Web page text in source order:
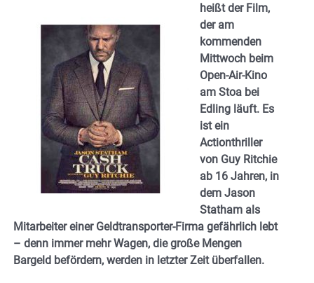
heißt der Film,
der am
kommenden
Mittwoch beim
Open-Air-Kino
am Stoa bei
Edling läuft. Es
ist ein
Actionthriller
von Guy Ritchie
ab 16 Jahren, in
dem Jason
Statham als
Mitarbeiter einer Geldtransporter-Firma gefährlich lebt
– denn immer mehr Wagen, die große Mengen
Bargeld befördern, werden in letzter Zeit überfallen.